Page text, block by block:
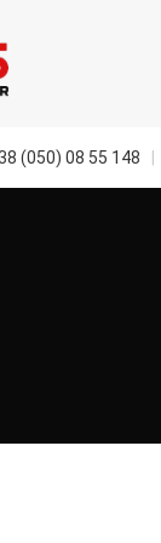
(050) 08 55 148